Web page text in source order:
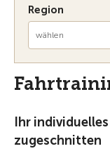
Region
wählen
Ihr
zugeschnitten